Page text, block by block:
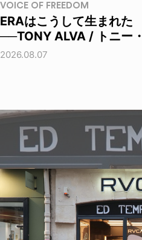
VOICE OF FREEDOM
ERAはこうして生まれた
──TONY ALVA / トニー
2026.08.07